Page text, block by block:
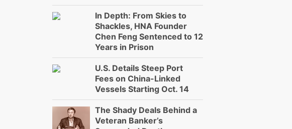
In Depth: From Skies to
Shackles, HNA Founder
Chen Feng Sentenced to 12
Years in Prison
U.S. Details Steep Port
Fees on China-Linked
Vessels Starting Oct. 14
The Shady Deals Behind a
Veteran Banker’s